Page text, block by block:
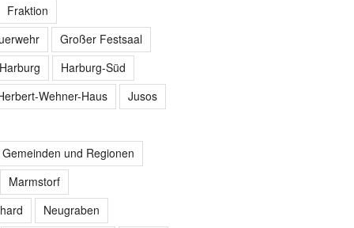
Fraktion
Großer Festsaal
Harburg-Süd
Wehner-Haus
Jusos
und Regionen
Marmstorf
Neugraben